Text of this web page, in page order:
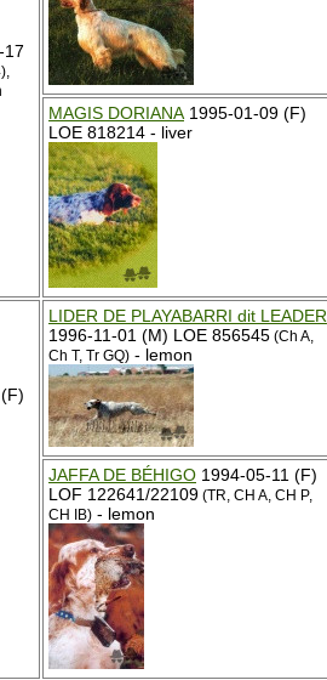
17
MAGIS DORIANA 1995-01-09 (F)
LOE 818214 - liver
LIDER DE PLAYABARRI dit LEADER
1996-11-01 (M) LOE 856545 (Ch A,
Ch T, Tr GQ) - lemon
JAFFA DE BÉHIGO 1994-05-11 (F)
LOF 122641/22109 (TR, CH A, CH P,
CH IB) - lemon